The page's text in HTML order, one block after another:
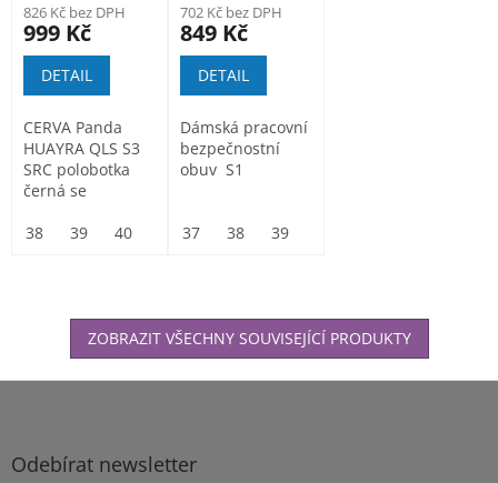
826 Kč bez DPH
999 Kč
DETAIL
CERVA Panda
HUAYRA QLS S3
SRC polobotka
černá se
utahovacím
38 39 40
702 Kč bez DPH
849 Kč
DETAIL
Dámská pracovní
bezpečnostní
obuv S1
37 38 39
ZOBRAZIT VŠECHNY SOUVISEJÍCÍ PRODUKTY
Z
Odebírat newsletter